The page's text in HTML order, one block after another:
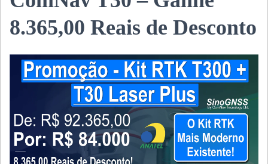
8.365,00 Reais de Desconto